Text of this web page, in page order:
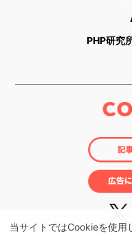
当サイトではCookieを使用
PHP研究